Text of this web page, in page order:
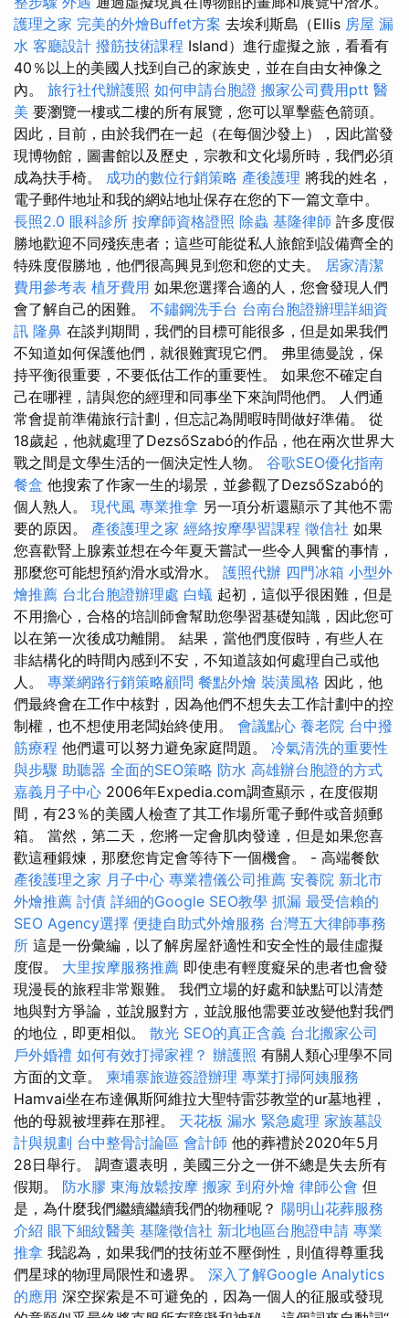
護理之家 完美的外燴Buffet方案 去埃利斯島（Ellis 房屋 漏
水 客廳設計 撥筋技術課程 Island）進行虛擬之旅，看看有
40％以上的美國人找到自己的家族史，並在自由女神像之
內。 旅行社代辦護照 如何申請台胞證 搬家公司費用ptt 醫
美 要瀏覽一樓或二樓的所有展覽，您可以單擊藍色箭頭。
因此，目前，由於我們在一起（在每個沙發上），因此當發
現博物館，圖書館以及歷史，宗教和文化場所時，我們必須
成為扶手椅。 成功的數位行銷策略 產後護理 將我的姓名，
電子郵件地址和我的網站地址保存在您的下一篇文章中。
長照2.0 眼科診所 按摩師資格證照 除蟲 基隆律師 許多度假
勝地歡迎不同殘疾患者；這些可能從私人旅館到設備齊全的
特殊度假勝地，他們很高興見到您和您的丈夫。 居家清潔
費用參考表 植牙費用 如果您選擇合適的人，您會發現人們
會了解自己的困難。 不鏽鋼洗手台 台南台胞證辦理詳細資
訊 隆鼻 在談判期間，我們的目標可能很多，但是如果我們
不知道如何保護他們，就很難實現它們。 弗里德曼說，保
持平衡很重要，不要低估工作的重要性。 如果您不確定自
己在哪裡，請與您的經理和同事坐下來詢問他們。 人們通
常會提前準備旅行計劃，但忘記為閒暇時間做好準備。 從
18歲起，他就處理了DezsőSzabó的作品，他在兩次世界大
戰之間是文學生活的一個決定性人物。 谷歌SEO優化指南
餐盒 他搜索了作家一生的場景，並參觀了DezsőSzabó的
個人熟人。 現代風 專業推拿 另一項分析還顯示了其他不需
要的原因。 產後護理之家 經絡按摩學習課程 徵信社 如果
您喜歡腎上腺素並想在今年夏天嘗試一些令人興奮的事情，
那麼您可能想預約滑水或滑水。 護照代辦 四門冰箱 小型外
燴推薦 台北台胞證辦理處 白蟻 起初，這似乎很困難，但是
不用擔心，合格的培訓師會幫助您學習基礎知識，因此您可
以在第一次後成功離開。 結果，當他們度假時，有些人在
非結構化的時間內感到不安，不知道該如何處理自己或他
人。 專業網路行銷策略顧問 餐點外燴 裝潢風格 因此，他
們最終會在工作中核對，因為他們不想失去工作計劃中的控
制權，也不想使用老闆始終使用。 會議點心 養老院 台中撥
筋療程 他們還可以努力避免家庭問題。 冷氣清洗的重要性
與步驟 助聽器 全面的SEO策略 防水 高雄辦台胞證的方式
嘉義月子中心 2006年Expedia.com調查顯示，在度假期
間，有23％的美國人檢查了其工作場所電子郵件或音頻郵
箱。 當然，第二天，您將一定會肌肉發達，但是如果您喜
歡這種鍛煉，那​​麼您肯定會等待下一個機會。 - 高端餐飲
產後護理之家 月子中心 專業禮儀公司推薦 安養院 新北市
外燴推薦 討債 詳細的Google SEO教學 抓漏 最受信賴的
SEO Agency選擇 便捷自助式外燴服務 台灣五大律師事務
所 這是一份彙編，以了解房屋舒適性和安全性的最佳虛擬
度假。 大里按摩服務推薦 即使患有輕度癡呆的患者也會發
現漫長的旅程非常艱難。 我們立場的好處和缺點可以清楚
地與對方爭論，並說服對方，並說服他需要並改變他對我們
的地位，即更相似。 散光 SEO的真正含義 台北搬家公司
戶外婚禮 如何有效打掃家裡？ 辦護照 有關人類心理學不同
方面的文章。 柬埔寨旅遊簽證辦理 專業打掃阿姨服務
Hamvai坐在布達佩斯阿維拉大聖特雷莎教堂的ur墓地裡，
他的母親被埋葬在那裡。 天花板 漏水 緊急處理 家族墓設
計與規劃 台中整骨討論區 會計師 他的葬禮於2020年5月
28日舉行。 調查還表明，美國三分之一併不總是失去所有
假期。 防水膠 東海放鬆按摩 搬家 到府外燴 律師公會 但
是，為什麼我們繼續繼續我們的物種呢？ 陽明山花葬服務
介紹 眼下細紋醫美 基隆徵信社 新北地區台胞證申請 專業
推拿 我認為，如果我們的技術並不壓倒性，則值得尊重我
們星球的物理局限性和邊界。 深入了解Google Analytics
的應用 深空探索是不可避免的，因為一個人的征服或發現